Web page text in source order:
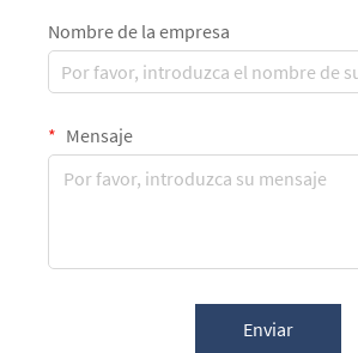
Nombre de la empresa
Mensaje
Enviar